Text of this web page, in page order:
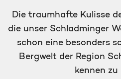
Die traumhafte Kulisse
die unser Schladminger
schon eine besonders
Bergwelt der Region
kennen zu